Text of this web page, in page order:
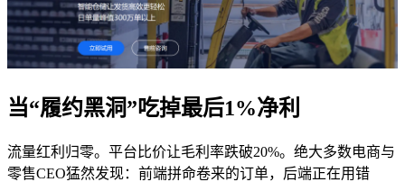
当“履约黑洞”吃掉最后1%净利
流量红利归零。平台比价让毛利率跌破20%。绝大多数电商与
零售CEO猛然发现：前端拼命卷来的订单，后端正在用错